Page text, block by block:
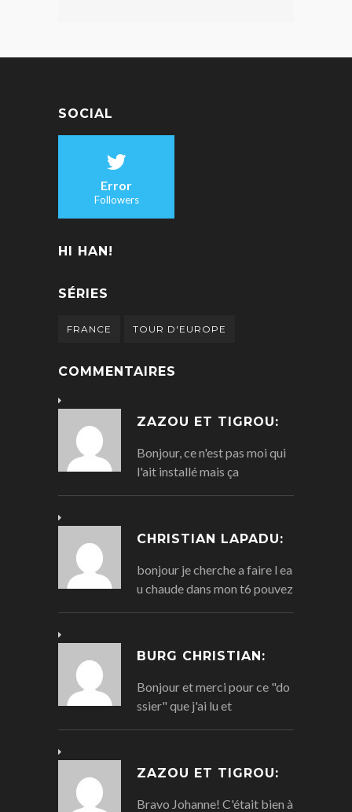
SOCIAL
Error
Followers
HI HAN!
SÉRIES
FRANCE TOUR D'EUROPE
COMMENTAIRES
ZAZOU ET TIGROU:
Bonjour, ce n'est pas moi qui
l'ait installé mais ça
CHRISTIAN LAPADU:
bonjour je cherche a faire l ea
u chaude dans mon t6 pouvez
BURG CHRISTIAN:
Bonjour et merci pour ce "do
ssier" que j'ai lu et
ZAZOU ET TIGROU:
Bravo Johanne! C'était bien à